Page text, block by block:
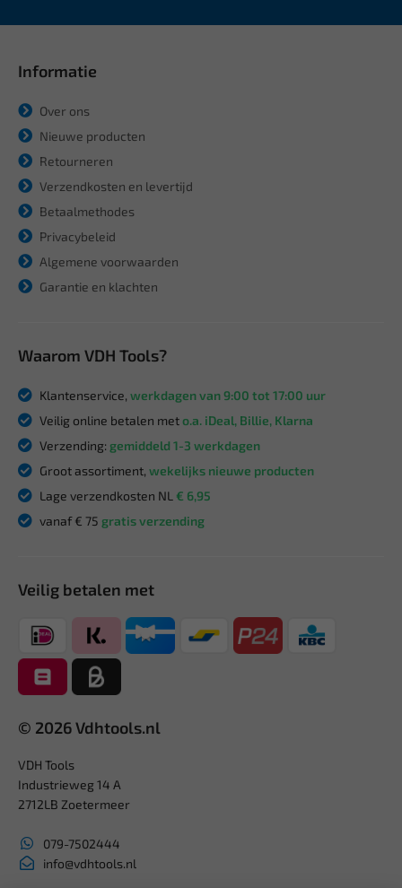
Informatie
Over ons
Nieuwe producten
Retourneren
Verzendkosten en levertijd
Betaalmethodes
Privacybeleid
Algemene voorwaarden
Garantie en klachten
Waarom VDH Tools?
Klantenservice, werkdagen van 9:00 tot 17:00 uur
Veilig online betalen meto.a. iDeal, Billie, Klarna
Verzending: gemiddeld 1-3 werkdagen
Groot assortiment, wekelijks nieuwe producten
Lage verzendkosten NL € 6,95
vanaf € 75 gratis verzending
Veilig betalen met
© 2026 Vdhtools.nl
VDH Tools
Industrieweg 14 A
2712LB Zoetermeer
079-7502444
info@vdhtools.nl